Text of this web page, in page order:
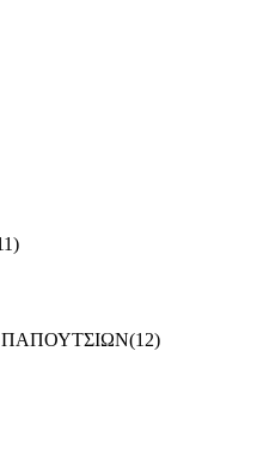
(12)